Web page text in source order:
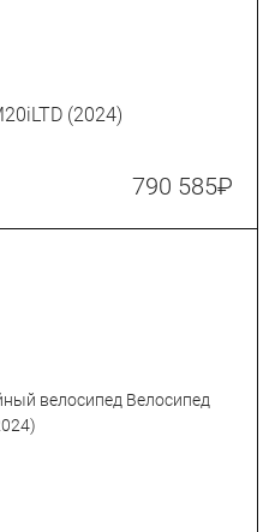
(2024)
790 585₽